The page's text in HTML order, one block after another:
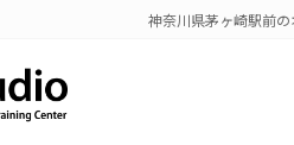
神奈川県茅ヶ崎駅前